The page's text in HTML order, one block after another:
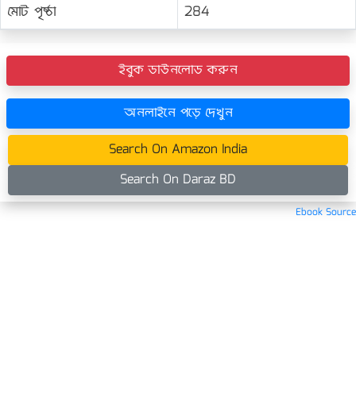
মোট পৃষ্ঠা
284
ইবুক ডাউনলোড করুন
অনলাইনে পড়ে দেখুন
Search On Amazon India
Search On Daraz BD
Ebook Source